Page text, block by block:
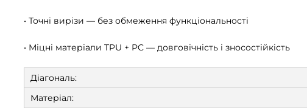
• Точні вирізи — без обмеження функціональності
• Міцні матеріали TPU + PC — довговічність і зносостійкість
Діагональ:
Матеріал: